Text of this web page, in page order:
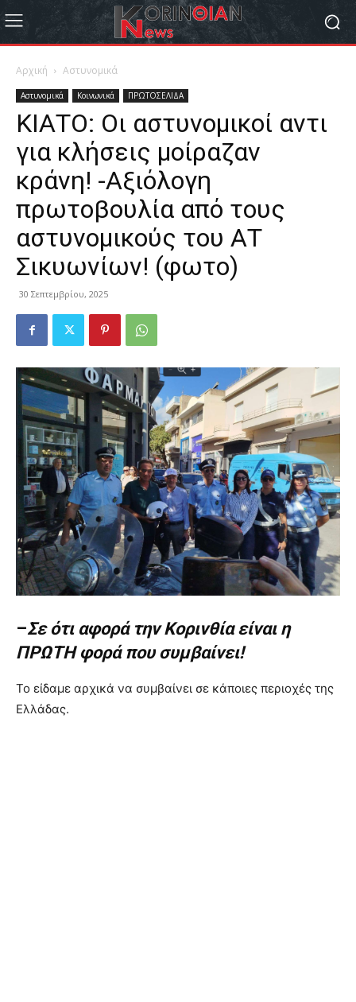
Αρχική Αστυνομικά
Αστυνομικά Κοινωνικά ΠΡΩΤΟΣΕΛΙΔΑ
ΚΙΑΤΟ: Οι αστυνομικοί αντι
για κλήσεις μοίραζαν
κράνη! -Αξιόλογη
πρωτοβουλία από τους
αστυνομικούς του ΑΤ
Σικυωνίων! (φωτο)
30 Σεπτεμβρίου, 2025
–Σε ότι αφορά την Κορινθία είναι η
ΠΡΩΤΗ φορά που συμβαίνει!
Το είδαμε αρχικά να συμβαίνει σε κάποιες περιοχές της
Ελλάδας.